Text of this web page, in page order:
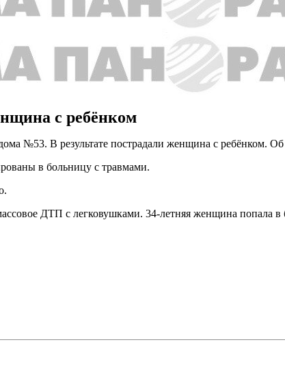
с ребёнком
№53. В результате пострадали женщина с ребёнком.
в больницу с травмами.
ДТП с легковушками. 34-летняя женщина попала в